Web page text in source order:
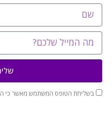
בשליחת הטופס המשתמש מאשר כי